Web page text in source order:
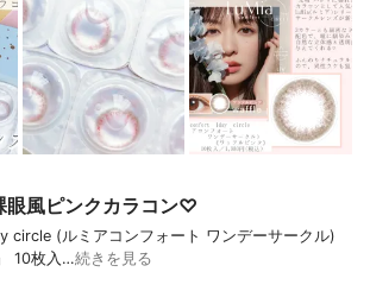
眼風ピンクカラコン♡
circle (ルミアコンフォート ワンデーサークル)
10枚入…続きを見る